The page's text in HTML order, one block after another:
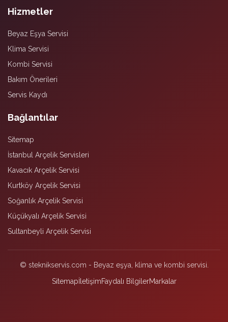
Hizmetler
Beyaz Eşya Servisi
Klima Servisi
Kombi Servisi
Bakım Önerileri
Servis Kaydı
Bağlantılar
Sitemap
İstanbul Arçelik Servisleri
Kavacık Arçelik Servisi
Kurtköy Arçelik Servisi
Soğanlık Arçelik Servisi
Küçükyalı Arçelik Servisi
Sultanbeyli Arçelik Servisi
© steknikservis.com - Beyaz eşya, klima ve kombi servisi.
SitemapİletişimFaydalı BilgilerMarkalar